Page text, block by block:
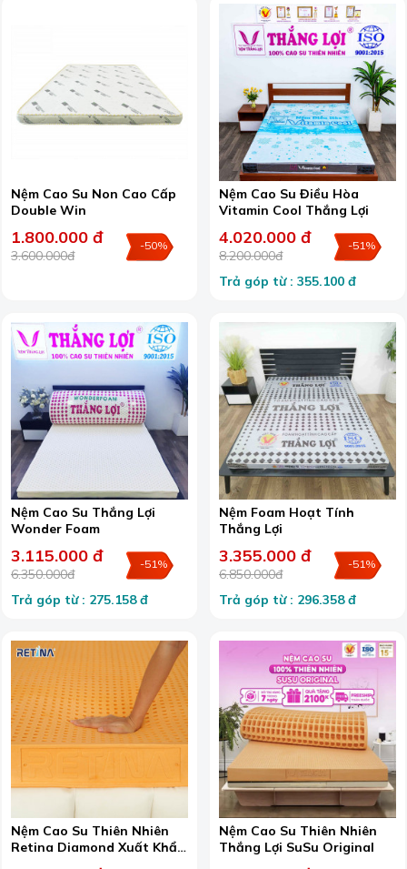
Nệm Cao Su Non Cao Cấp
Double Win
1.800.000 đ
3.600.000đ
-50%
Nệm Cao Su Điều Hòa
Vitamin Cool Thắng Lợi
4.020.000 đ
8.200.000đ
-51%
Trả góp từ : 355.100 đ
Nệm Cao Su Thắng Lợi
Wonder Foam
3.115.000 đ
6.350.000đ
-51%
Trả góp từ : 275.158 đ
Nệm Foam Hoạt Tính
Thắng Lợi
3.355.000 đ
6.850.000đ
-51%
Trả góp từ : 296.358 đ
Nệm Cao Su Thiên Nhiên
Retina Diamond Xuất Khẩu
Nệm Cao Su Thiên Nhiên
Thắng Lợi SuSu Original